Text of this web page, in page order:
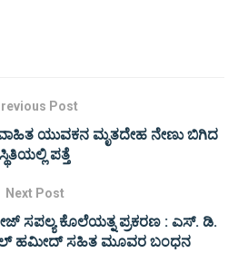
Post
ಯುವಕನ ಮೃತದೇಹ ನೇಣು ಬಿಗಿದ
ಸ್ಥಿತಿಯಲ್ಲಿ ಪತ್ತೆ
Next Post
ಸಪಲ್ಯ ಕೊಲೆಯತ್ನ ಪ್ರಕರಣ : ಎಸ್. ಡಿ.
ಹಮೀದ್ ಸಹಿತ ಮೂವರ ಬಂಧನ